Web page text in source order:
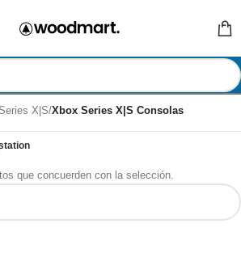
X|S/Xbox Series X|S Consolas
que concuerden con la selección.